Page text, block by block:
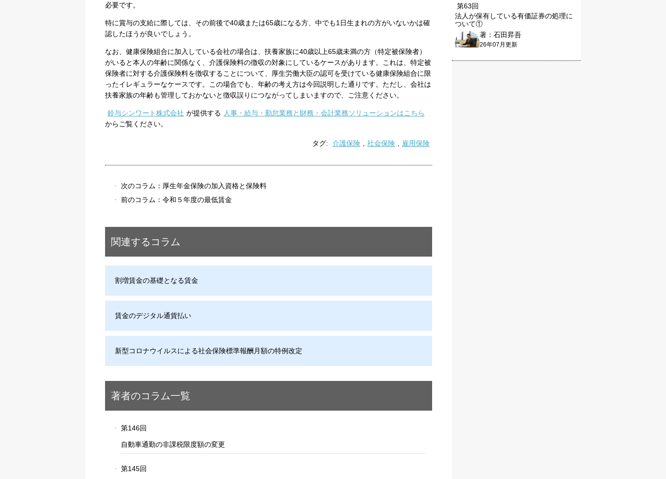
必要です。
特に賞与の支給に際しては、その前後で40歳または65歳になる方、中でも1日生まれの方がいないかは確
認したほうが良いでしょう。
なお、健康保険組合に加入している会社の場合は、扶養家族に40歳以上65歳未満の方（特定被保険者）
がいると本人の年齢に関係なく、介護保険料の徴収の対象にしているケースがあります。これは、特定被
保険者に対する介護保険料を徴収することについて、厚生労働大臣の認可を受けている健康保険組合に限
ったイレギュラーなケースです。この場合でも、年齢の考え方は今回説明した通りです。ただし、会社は
扶養家族の年齢も管理しておかないと徴収誤りにつながってしまいますので、ご注意ください。
鈴与シンワート株式会社 が提供する 人事・給与・勤怠業務と財務・会計業務ソリューションはこちら
からご覧ください。
タグ: 介護保険 , 社会保険 , 雇用保険
次のコラム： 厚生年金保険の加入資格と保険料
前のコラム：令和５年度の最低賃金
関連するコラム
割増賃金の基礎となる賃金
賃金のデジタル通貨払い
新型コロナウイルスによる社会保険標準報酬月額の特例改定
著者のコラム一覧
第146回
自動車通勤の非課税限度額の変更
第145回
第63回
法人が保有している有価証券の処理に
ついて①
著：石田昇吾
26年07月更新